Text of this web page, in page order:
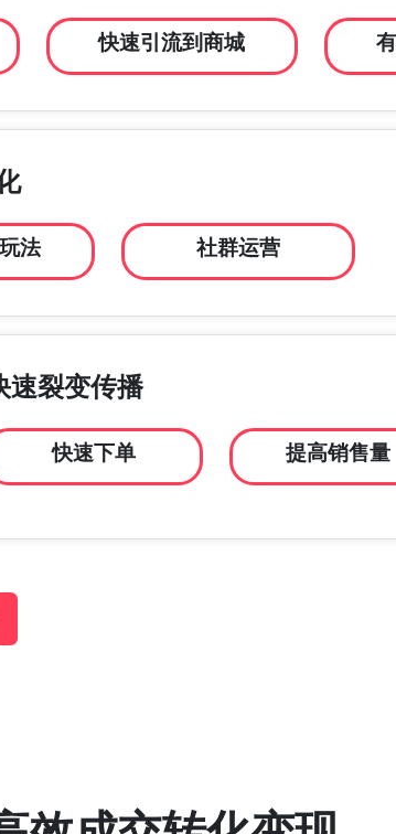
快速引流到商城
法 社群运营
速裂变传播
快速下单 提高销售量